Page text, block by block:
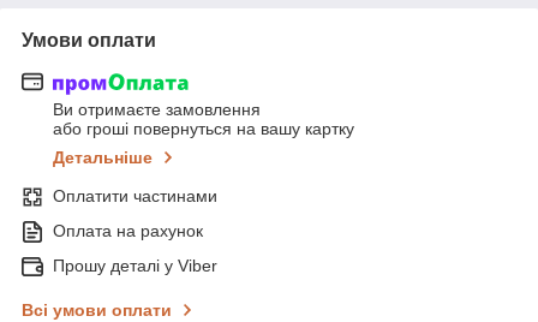
Умови оплати
Ви отримаєте замовлення
або гроші повернуться на вашу картку
Детальніше
Оплатити частинами
Оплата на рахунок
Прошу деталі у Viber
Всі умови оплати